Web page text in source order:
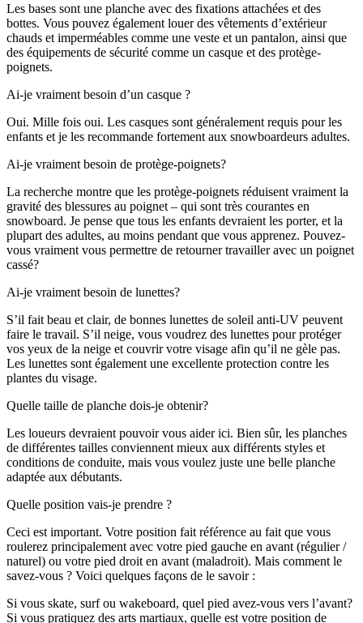
Les bases sont une planche avec des fixations attachées et des
bottes. Vous pouvez également louer des vêtements d’extérieur
chauds et imperméables comme une veste et un pantalon, ainsi que
des équipements de sécurité comme un casque et des protège-
poignets.
Ai-je vraiment besoin d’un casque ?
Oui. Mille fois oui. Les casques sont généralement requis pour les
enfants et je les recommande fortement aux snowboardeurs adultes.
Ai-je vraiment besoin de protège-poignets?
La recherche montre que les protège-poignets réduisent vraiment la
gravité des blessures au poignet – qui sont très courantes en
snowboard. Je pense que tous les enfants devraient les porter, et la
plupart des adultes, au moins pendant que vous apprenez. Pouvez-
vous vraiment vous permettre de retourner travailler avec un poignet
cassé?
Ai-je vraiment besoin de lunettes?
S’il fait beau et clair, de bonnes lunettes de soleil anti-UV peuvent
faire le travail. S’il neige, vous voudrez des lunettes pour protéger
vos yeux de la neige et couvrir votre visage afin qu’il ne gèle pas.
Les lunettes sont également une excellente protection contre les
plantes du visage.
Quelle taille de planche dois-je obtenir?
Les loueurs devraient pouvoir vous aider ici. Bien sûr, les planches
de différentes tailles conviennent mieux aux différents styles et
conditions de conduite, mais vous voulez juste une belle planche
adaptée aux débutants.
Quelle position vais-je prendre ?
Ceci est important. Votre position fait référence au fait que vous
roulerez principalement avec votre pied gauche en avant (régulier /
naturel) ou votre pied droit en avant (maladroit). Mais comment le
savez-vous ? Voici quelques façons de le savoir :
Si vous skate, surf ou wakeboard, quel pied avez-vous vers l’avant?
Si vous pratiquez des arts martiaux, quelle est votre position de